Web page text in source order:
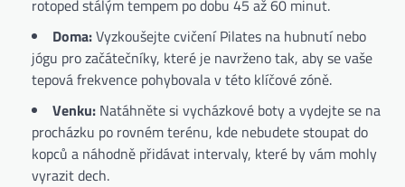
rotoped stálým tempem po dobu 45 až 60 minut.
Doma:Vyzkoušejte cvičení Pilates na hubnutí nebo
jógu pro začátečníky, které je navrženo tak, aby se vaše
tepová frekvence pohybovala v této klíčové zóně.
Venku: Natáhněte si vycházkové boty a vydejte se na
procházku po rovném terénu, kde nebudete stoupat do
kopců a náhodně přidávat intervaly, které by vám mohly
vyrazit dech.